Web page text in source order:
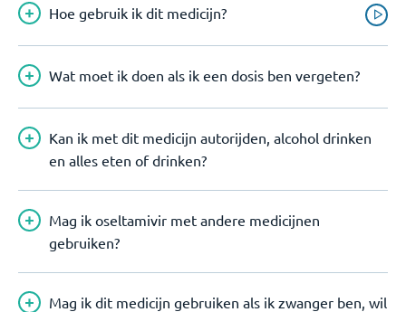
Hoe gebruik ik dit medicijn?
Wat moet ik doen als ik een dosis ben vergeten?
Kan ik met dit medicijn autorijden, alcohol drinken
en alles eten of drinken?
Mag ik oseltamivir met andere medicijnen
gebruiken?
Mag ik dit medicijn gebruiken als ik zwanger ben, wil